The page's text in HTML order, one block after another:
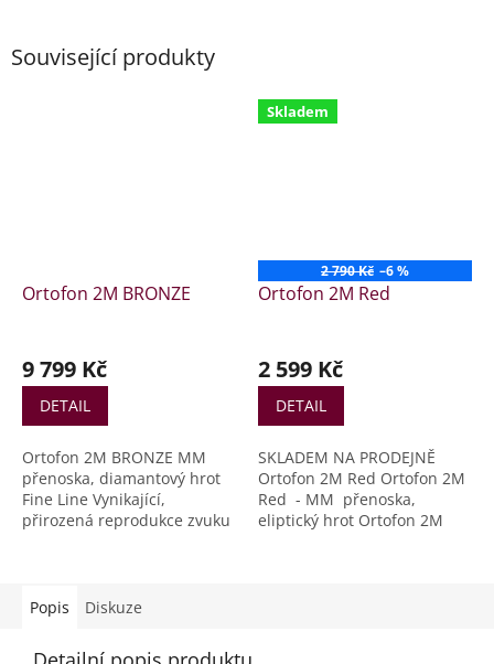
Související produkty
Ortofon 2M BRONZE
9 799 Kč
DETAIL
Ortofon 2M BRONZE MM
přenoska, diamantový hrot
Fine Line Vynikající,
přirozená reprodukce zvuku
Skladem
2 790 Kč –6 %
Ortofon 2M Red
2 599 Kč
DETAIL
SKLADEM NA PRODEJNĚ
Ortofon 2M Red Ortofon 2M
Red - MM přenoska,
eliptický hrot Ortofon 2M
Popis Diskuze